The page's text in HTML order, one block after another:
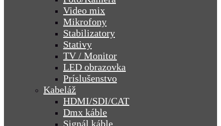
Video mix
Mikrofony
Stabilizatory
Stativy
TV / Monitor
LED obrazovka
Príslušenstvo
Kabeláž
HDMI/SDI/CAT
Dmx káble
Signál káble